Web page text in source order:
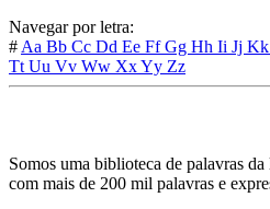
Navegar por letra:
# Aa Bb Cc Dd Ee FfGg Hh Ii Jj Kk
Tt Uu Vv Ww XxYy Zz
Somos uma biblioteca de palavras
com mais de 200 mil palavras e